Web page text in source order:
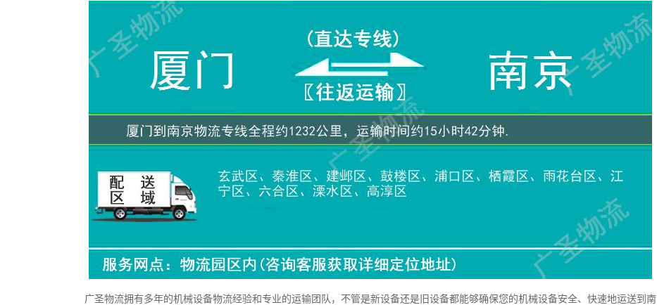
广圣物流拥有多年的机械设备物流经验和专业的运输团队，不管是新设备还是旧设备都能够确保您的机械设备安全、快速地运送到南